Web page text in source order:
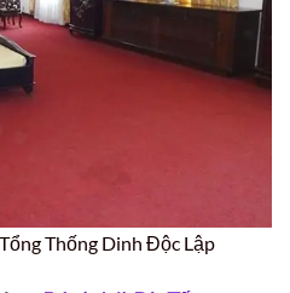
Thống Dinh Độc Lập